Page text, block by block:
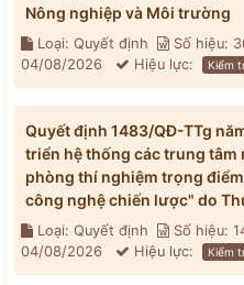
Nông nghiệp và Môi trường
Loại: Quyết định Số hiệu:
04/08/2026
Hiệu lực: Kiểm
Quyết định 1483/QĐ-TTg
triển hệ thống các trung
phòng thí nghiệm trọng
công nghệ chiến lược" do
Loại: Quyết định Số hiệu:
04/08/2026
Hiệu lực: Kiểm